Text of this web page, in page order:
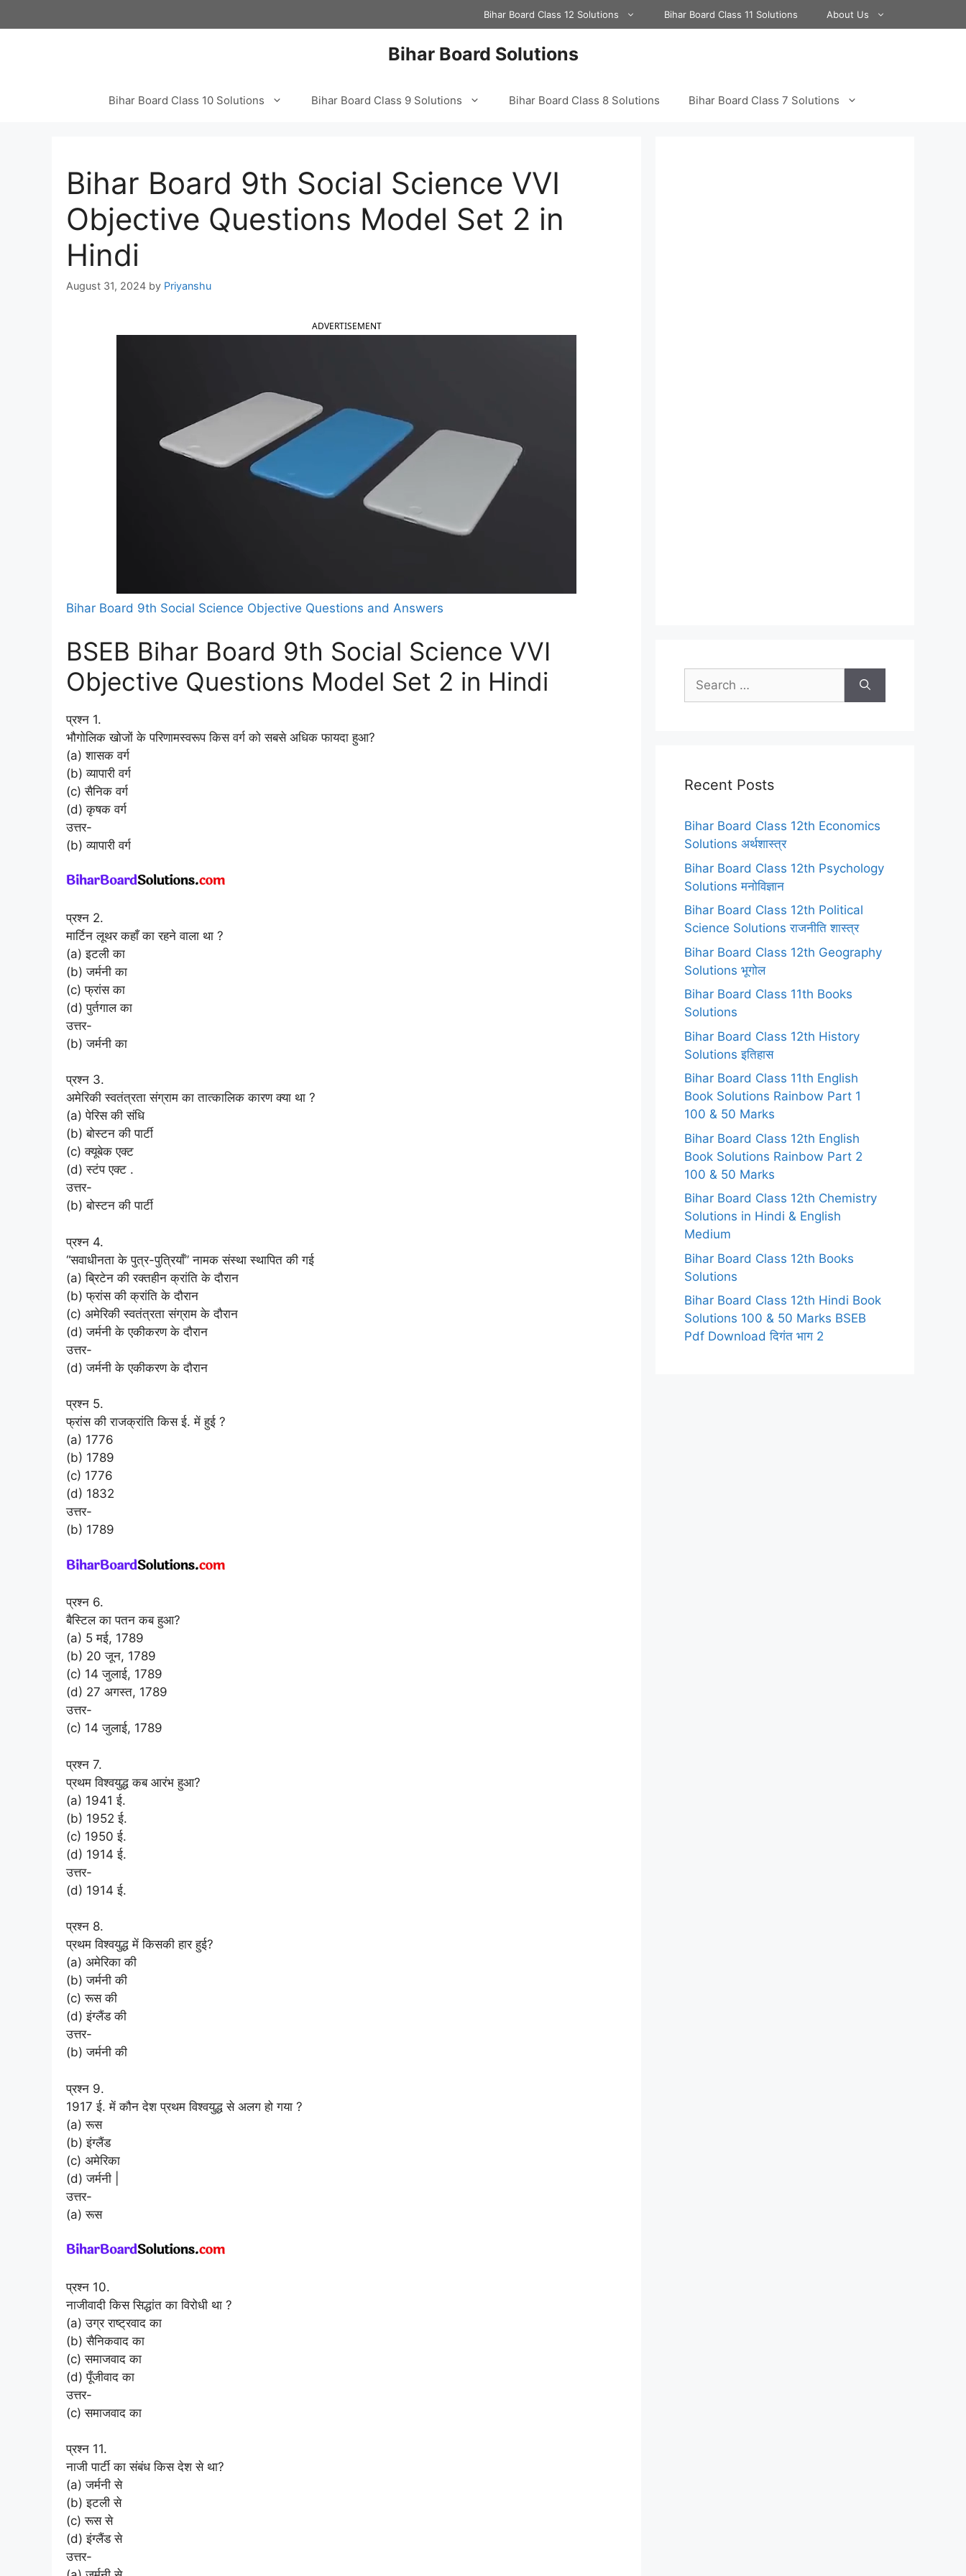
to
Bihar Board Class 12 Solutions Bihar Board Class 11 Solutions About Us
Bihar Board Solutions
Bihar Board Class 10 Solutions Bihar Board Class 9 Solutions Bihar Board Class 8 Solutions Bihar Board Class 7 Solutions
Bihar Board 9th Social Science VVI
Objective Questions Model Set 2 in
Hindi
August 31, 2024 by Priyanshu
ADVERTISEMENT
Bihar Board 9th Social Science Objective Questions and Answers
BSEB Bihar Board 9th Social Science VVI
Objective Questions Model Set 2 in Hindi
प्रश्न 1.
भौगोलिक खोजों के परिणामस्वरूप किस वर्ग को सबसे अधिक फायदा हुआ?
(a) शासक वर्ग
(b) व्यापारी वर्ग
(c) सैनिक वर्ग
(d) कृषक वर्ग
उत्तर-
(b) व्यापारी वर्ग
प्रश्न 2.
मार्टिन लूथर कहाँ का रहने वाला था ?
(a) इटली का
(b) जर्मनी का
(c) फ्रांस का
(d) पुर्तगाल का
उत्तर-
(b) जर्मनी का
प्रश्न 3.
अमेरिकी स्वतंत्रता संग्राम का तात्कालिक कारण क्या था ?
(a) पेरिस की संधि
(b) बोस्टन की पार्टी
(c) क्यूबेक एक्ट
(d) स्टंप एक्ट .
उत्तर-
(b) बोस्टन की पार्टी
प्रश्न 4.
“सवाधीनता के पुत्र-पुत्रियाँ” नामक संस्था स्थापित की गई
(a) ब्रिटेन की रक्तहीन क्रांति के दौरान
(b) फ्रांस की क्रांति के दौरान
(c) अमेरिकी स्वतंत्रता संग्राम के दौरान
(d) जर्मनी के एकीकरण के दौरान
उत्तर-
(d) जर्मनी के एकीकरण के दौरान
प्रश्न 5.
फ्रांस की राजक्रांति किस ई. में हुई ?
(a) 1776
(b) 1789
(c) 1776
(d) 1832
उत्तर-
(b) 1789
प्रश्न 6.
बैस्टिल का पतन कब हुआ?
(a) 5 मई, 1789
(b) 20 जून, 1789
(c) 14 जुलाई, 1789
(d) 27 अगस्त, 1789
उत्तर-
(c) 14 जुलाई, 1789
प्रश्न 7.
प्रथम विश्वयुद्ध कब आरंभ हुआ?
(a) 1941 ई.
(b) 1952 ई.
(c) 1950 ई.
(d) 1914 ई.
उत्तर-
(d) 1914 ई.
प्रश्न 8.
प्रथम विश्वयुद्ध में किसकी हार हुई?
(a) अमेरिका की
(b) जर्मनी की
(c) रूस की
(d) इंग्लैंड की
उत्तर-
(b) जर्मनी की
प्रश्न 9.
1917 ई. में कौन देश प्रथम विश्वयुद्ध से अलग हो गया ?
(a) रूस
(b) इंग्लैंड
(c) अमेरिका
(d) जर्मनी |
उत्तर-
(a) रूस
प्रश्न 10.
नाजीवादी किस सिद्धांत का विरोधी था ?
(a) उग्र राष्ट्रवाद का
(b) सैनिकवाद का
(c) समाजवाद का
(d) पूँजीवाद का
उत्तर-
(c) समाजवाद का
प्रश्न 11.
नाजी पार्टी का संबंध किस देश से था?
(a) जर्मनी से
(b) इटली से
(c) रूस से
(d) इंग्लैंड से
उत्तर-
Search
for:
Recent Posts
Bihar Board Class 12th Economics
Solutions अर्थशास्त्र
Bihar Board Class 12th Psychology
Solutions मनोविज्ञान
Bihar Board Class 12th Political
Science Solutions राजनीति शास्त्र
Bihar Board Class 12th Geography
Solutions भूगोल
Bihar Board Class 11th Books
Solutions
Bihar Board Class 12th History
Solutions इतिहास
Bihar Board Class 11th English
Book Solutions Rainbow Part 1
100 & 50 Marks
Bihar Board Class 12th English
Book Solutions Rainbow Part 2
100 & 50 Marks
Bihar Board Class 12th Chemistry
Solutions in Hindi & English
Medium
Bihar Board Class 12th Books
Solutions
Bihar Board Class 12th Hindi Book
Solutions 100 & 50 Marks BSEB
Pdf Download दिगंत भाग 2